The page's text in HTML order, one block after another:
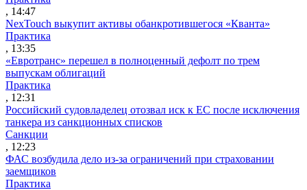
, 14:47
NexTouch выкупит активы обанкротившегося «Кванта»
Практика
, 13:35
«Евротранс» перешел в полноценный дефолт по трем
выпускам облигаций
Практика
, 12:31
Российский судовладелец отозвал иск к ЕС после исключения
танкера из санкционных списков
Санкции
, 12:23
ФАС возбудила дело из-за ограничений при страховании
заемщиков
Практика